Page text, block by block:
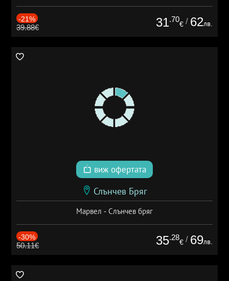
-21%
39.88€ 31.70
€ / 62лв.
виж офертата
Слънчев Бряг
Марвел - Слънчев бряг
-30%
50.11€ 35.28
€ / 69лв.